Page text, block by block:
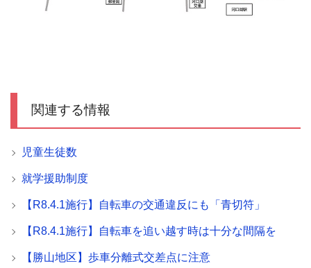
関連する情報
児童生徒数
就学援助制度
【R8.4.1施行】自転車の交通違反にも「青切符」
【R8.4.1施行】自転車を追い越す時は十分な間隔を
【勝山地区】歩車分離式交差点に注意